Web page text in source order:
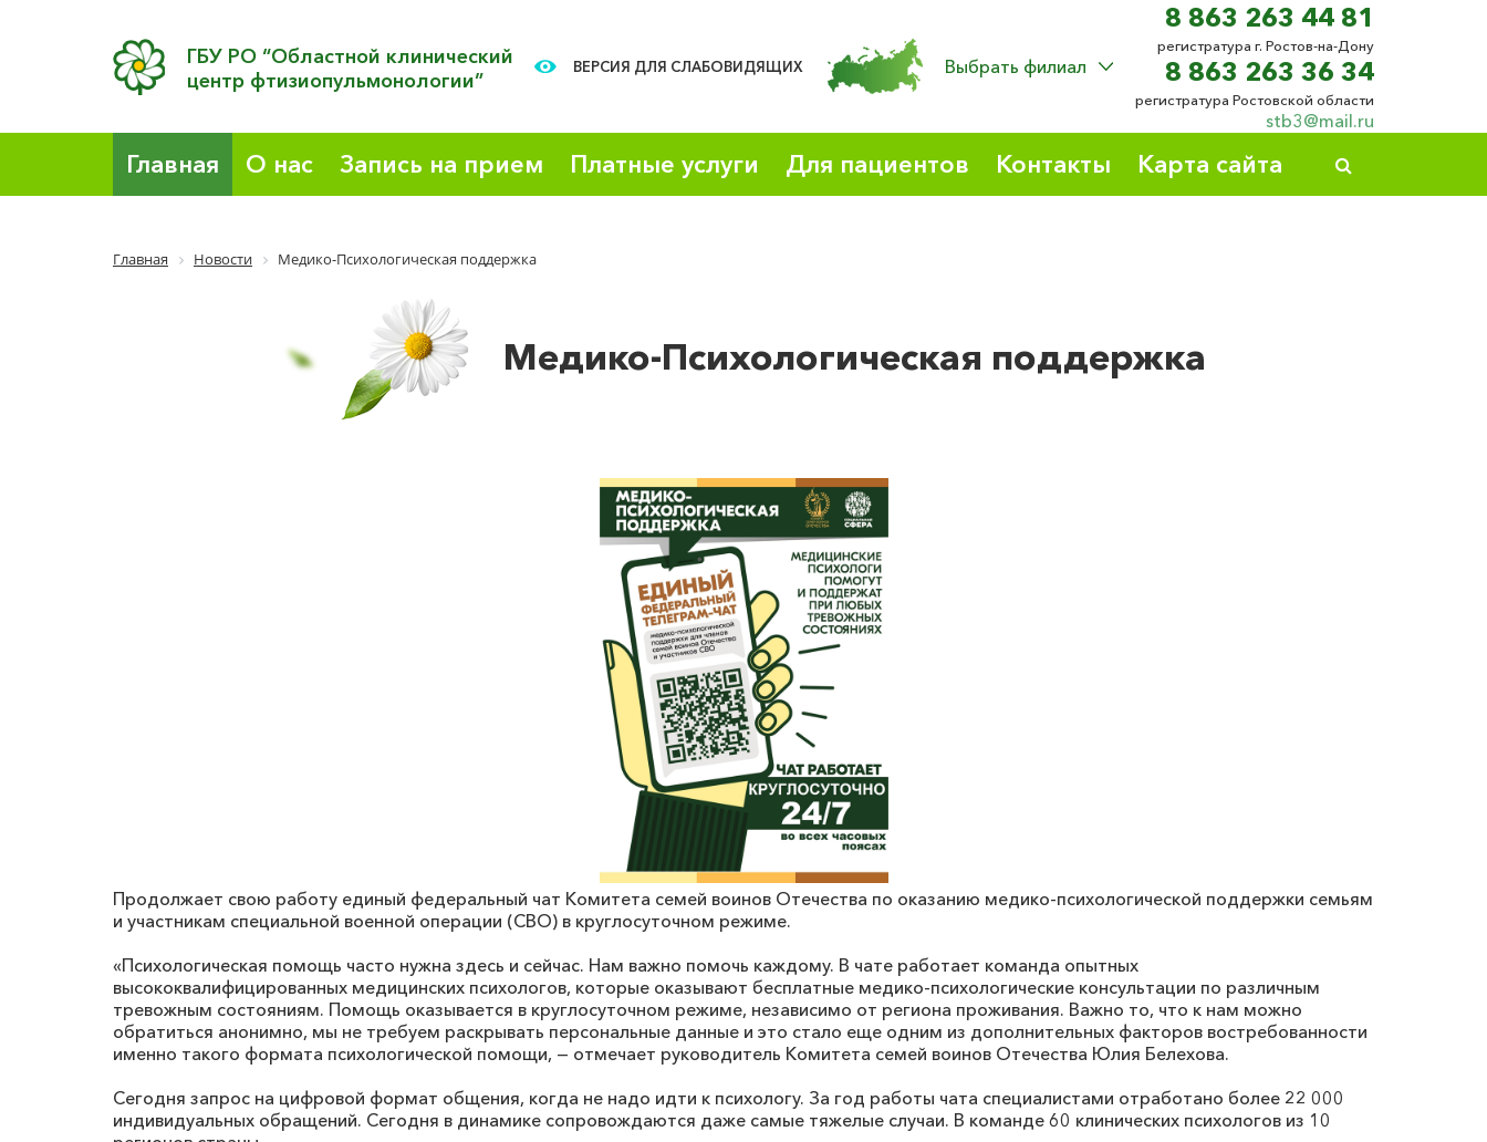
ГБУ РО “Областной клинический
центр фтизиопульмонологии”
ВЕРСИЯ ДЛЯ СЛАБОВИДЯЩИХ Выбрать филиал
8 863 263 44 81
регистратура г. Ростов-на-Дону
8 863 263 36 34
регистратура Ростовской области
stb3@mail.ru
Главная О нас Запись на прием Платные услуги Для пациентов Контакты Карта сайта
Главная Новости Медико-Психологическая поддержка
Медико-Психологическая поддержка
Продолжает свою работу единый федеральный чат Комитета семей воинов Отечества по оказанию медико-психологической поддержки семьям
и участникам специальной военной операции (СВО) в круглосуточном режиме.
«Психологическая помощь часто нужна здесь и сейчас. Нам важно помочь каждому. В чате работает команда опытных
высококвалифицированных медицинских психологов, которые оказывают бесплатные медико-психологические консультации по различным
тревожным состояниям. Помощь оказывается в круглосуточном режиме, независимо от региона проживания. Важно то, что к нам можно
обратиться анонимно, мы не требуем раскрывать персональные данные и это стало еще одним из дополнительных факторов востребованности
именно такого формата психологической помощи, — отмечает руководитель Комитета семей воинов Отечества Юлия Белехова.
Сегодня запрос на цифровой формат общения, когда не надо идти к психологу. За год работы чата специалистами отработано более 22 000
индивидуальных обращений. Сегодня в динамике сопровождаются даже самые тяжелые случаи. В команде 60 клинических психологов из 10